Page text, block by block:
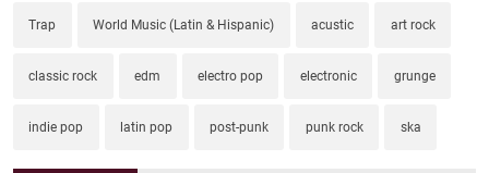
Trap World Music (Latin & Hispanic) acustic art rock
classic rock edm electro pop electronic grunge
indie pop latin pop post-punk punk rock ska